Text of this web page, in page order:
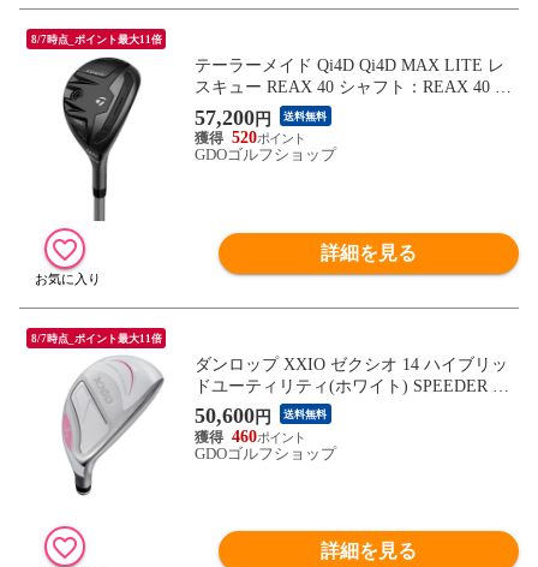
8/7時点_ポイント最大11倍
テーラーメイド Qi4D Qi4D MAX LITE レ
スキュー REAX 40 シャフト：REAX 40 L 6
U 30° 37.75inch レディス
57,200円 送料無料
520
GDOゴルフショップ
詳細を見る
8/7時点_ポイント最大11倍
ダンロップ XXIO ゼクシオ 14 ハイブリッ
ドユーティリティ(ホワイト) SPEEDER NX
DST for XXIO シャフト：SPEEDER NX DS
T for XXIO R H4 22° 40inch レディス
50,600円 送料無料
460
GDOゴルフショップ
詳細を見る